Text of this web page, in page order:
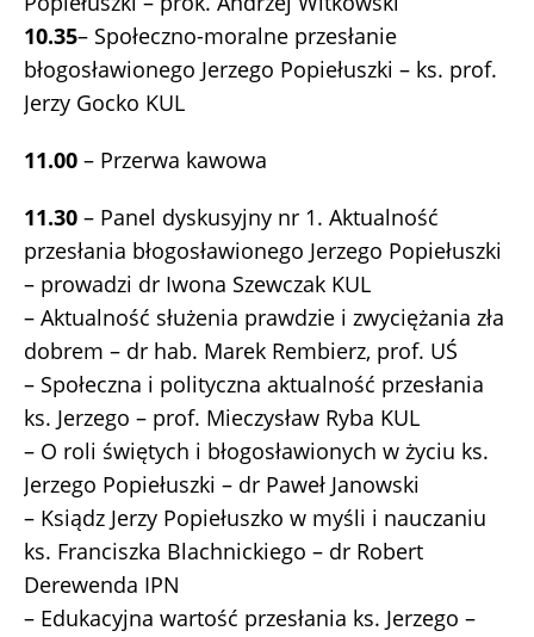
10.35– Społeczno-moralne przesłanie
błogosławionego Jerzego Popiełuszki – ks. prof.
Jerzy Gocko KUL
11.00 – Przerwa kawowa
11.30 – Panel dyskusyjny nr 1. Aktualność
przesłania błogosławionego Jerzego Popiełuszki
– prowadzi dr Iwona Szewczak KUL
– Aktualność służenia prawdzie i zwyciężania zła
dobrem – dr hab. Marek Rembierz, prof. UŚ
– Społeczna i polityczna aktualność przesłania
ks. Jerzego – prof. Mieczysław Ryba KUL
– O roli świętych i błogosławionych w życiu ks.
Jerzego Popiełuszki – dr Paweł Janowski
– Ksiądz Jerzy Popiełuszko w myśli i nauczaniu
ks. Franciszka Blachnickiego – dr Robert
Derewenda IPN
– Edukacyjna wartość przesłania ks. Jerzego –